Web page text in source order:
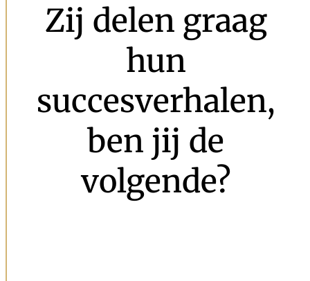
Zij delen graag
hun
succesverhalen,
ben jij de
volgende?